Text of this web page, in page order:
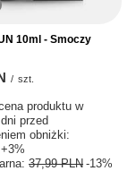
10ml - Smoczy
/ szt.
produktu w
przed
obniżki:
+3%
37,99 PLN -13%